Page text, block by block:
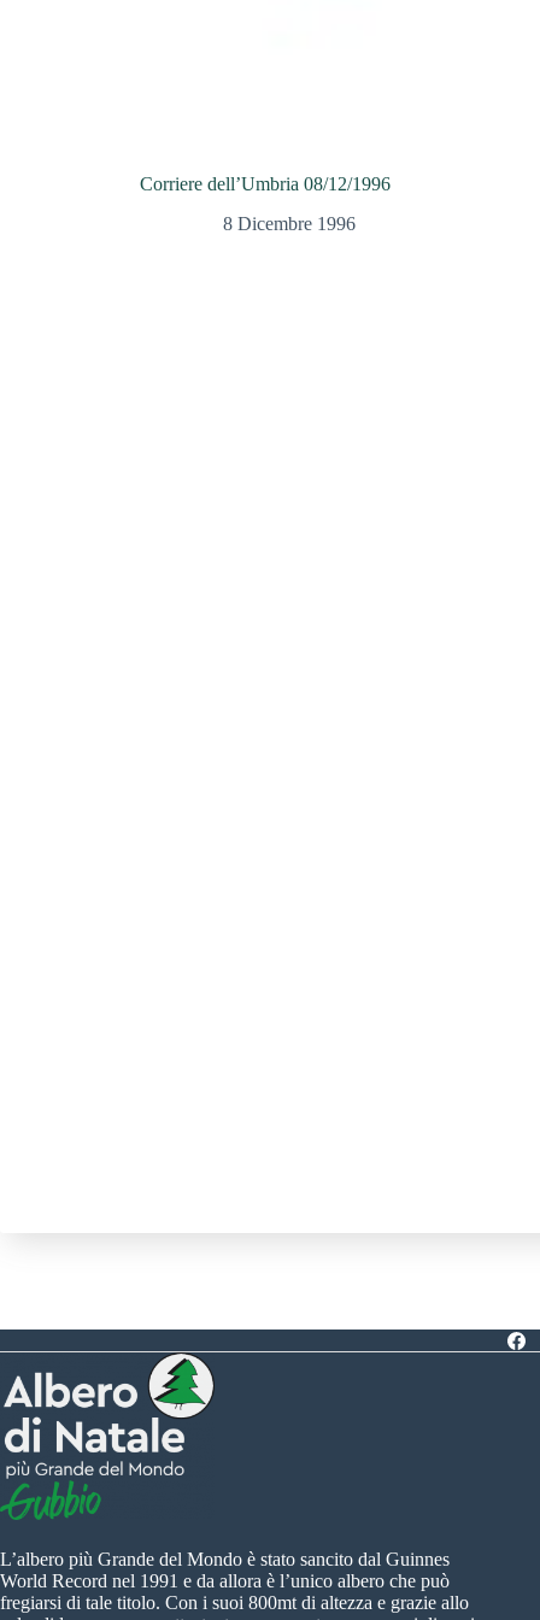
Corriere dell’Umbria 08/12/1996
8 Dicembre 1996
L’albero più Grande del Mondo è stato sancito dal Guinnes
World Record nel 1991 e da allora è l’unico albero che può
fregiarsi di tale titolo. Con i suoi 800mt di altezza e grazie allo